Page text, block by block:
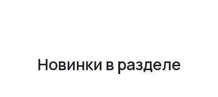
Новинки в разделе